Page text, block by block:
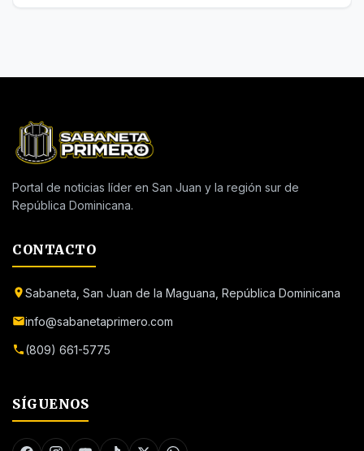
Portal de noticias líder en San Juan y la región sur de
República Dominicana.
CONTACTO
Sabaneta, San Juan de la Maguana, República Dominicana
info@sabanetaprimero.com
(809) 661-5775
SÍGUENOS